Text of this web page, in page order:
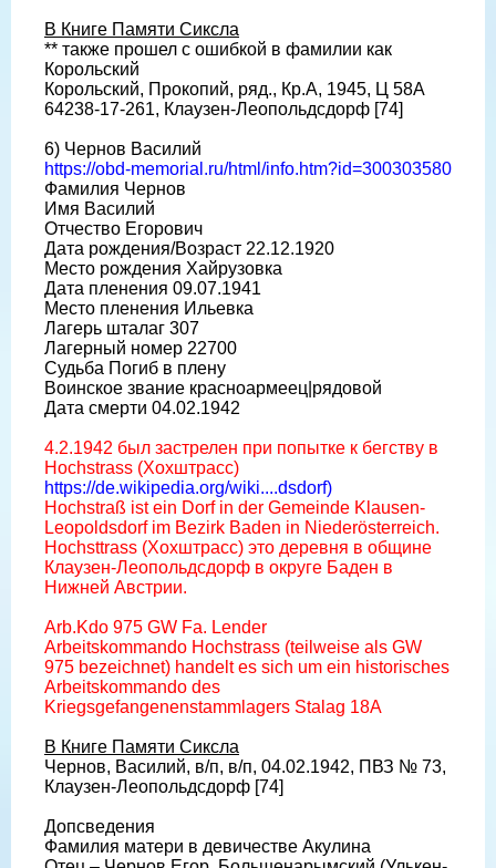
В Книге Памяти Сиксла
** также прошел с ошибкой в фамилии как
Корольский
Корольский, Прокопий, ряд., Кр.А, 1945, Ц 58A
64238-17-261, Клаузен-Леопольдсдорф [74]
6) Чернов Василий
https://obd-memorial.ru/html/info.htm?id=300303580
Фамилия Чернов
Имя Василий
Отчество Егорович
Дата рождения/Возраст 22.12.1920
Место рождения Хайрузовка
Дата пленения 09.07.1941
Место пленения Ильевка
Лагерь шталаг 307
Лагерный номер 22700
Судьба Погиб в плену
Воинское звание красноармеец|рядовой
Дата смерти 04.02.1942
4.2.1942 был застрелен при попытке к бегству в
Hochstrass (Хохштрасс)
https://de.wikipedia.org/wiki....dsdorf)
Hochstraß ist ein Dorf in der Gemeinde Klausen-
Leopoldsdorf im Bezirk Baden in Niederösterreich.
Hochsttrass (Хохштрасс) это деревня в общине
Клаузен-Леопольдсдорф в округе Баден в
Нижней Австрии.
Arb.Kdo 975 GW Fa. Lender
Arbeitskommando Hochstrass (teilweise als GW
975 bezeichnet) handelt es sich um ein historisches
Arbeitskommando des
Kriegsgefangenenstammlagers Stalag 18A
В Книге Памяти Сиксла
Чернов, Василий, в/п, в/п, 04.02.1942, ПВЗ № 73,
Клаузен-Леопольдсдорф [74]
Допсведения
Фамилия матери в девичестве Акулина